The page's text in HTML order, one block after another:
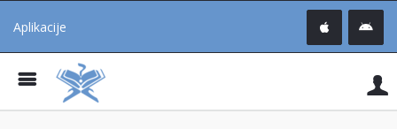
Aplikacije
®